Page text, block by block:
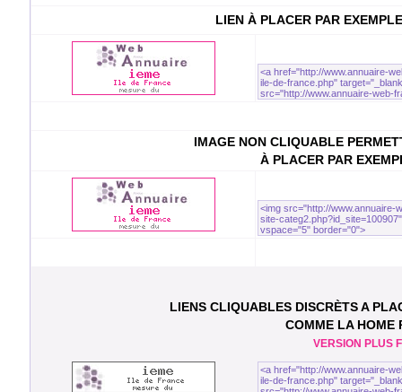
LIEN À PLACER PAR
IMAGE NON CLIQUABLE
À PLACER PAR
LIENS CLIQUABLES DISCRÈTS A
COMME LA HOME
VERSION PLUS